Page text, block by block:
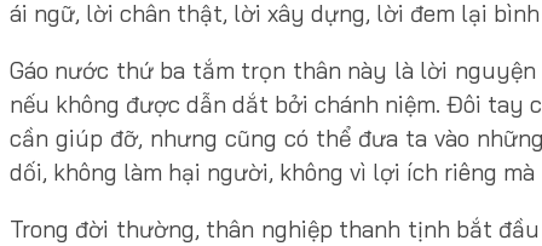
ái ngữ, lời chân thật, lời xây dựng, lời đem lại
Gáo nước thứ ba tắm trọn thân này là lời
nếu không được dẫn dắt bởi chánh niệm. Đôi tay
cần giúp đỡ, nhưng cũng có thể đưa ta vào
dối, không làm hại người, không vì lợi ích riêng
Trong đời thường, thân nghiệp thanh tịnh bắt